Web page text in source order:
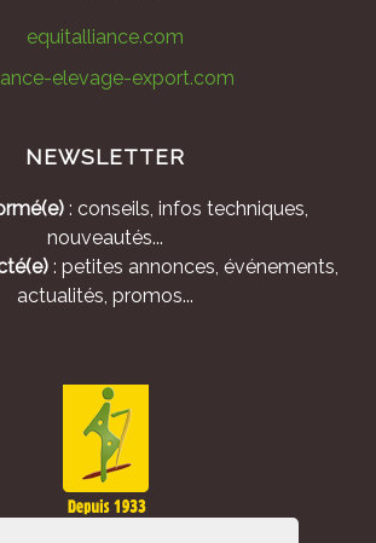
equitalliance.com
elevage-export.com
NEWSLETTER
: conseils, infos techniques,
nouveautés...
: petites annonces, événements,
actualités, promos...